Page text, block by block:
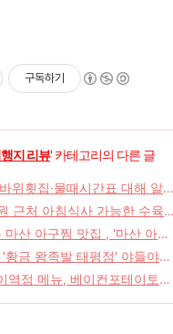
구독하기
지 리뷰' 카테고리의 다른 글
위횟집·물때시간표 대해 알아
근처 아침식사 가능한 수육
수육국밥 분당차병원점'
산 아구찜 맛집 , '마산 아구
황금 왕족발 태평점' 야들야들
이 일품
(198)
역점 메뉴, 베이컨포테이토피